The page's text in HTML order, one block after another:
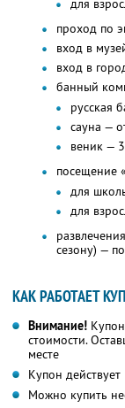
для
проход по
вход в
вход в
банный
русская
сауна —
веник —
посещение
для
для
сезону) —
КАК РАБОТАЕТ
Внимание!
стоимости.
месте
Купон
Можно купить